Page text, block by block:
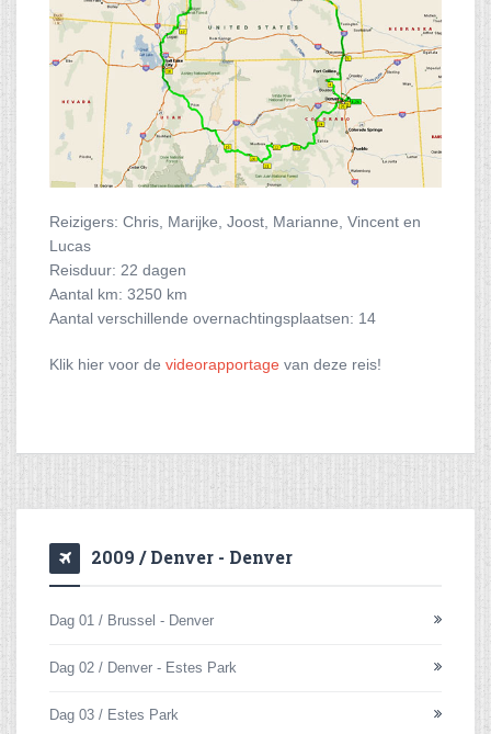
Reizigers: Chris, Marijke, Joost, Marianne, Vincent en
Lucas
Reisduur: 22 dagen
Aantal km: 3250 km
Aantal verschillende overnachtingsplaatsen: 14
Klik hier voor de videorapportage van deze reis!
2009 / Denver - Denver
Dag 01 / Brussel - Denver
Dag 02 / Denver - Estes Park
Dag 03 / Estes Park